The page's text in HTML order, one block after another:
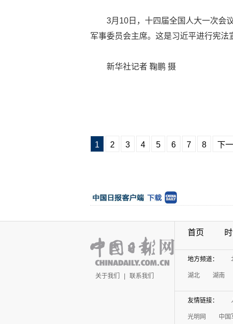
3月10日，十四届全国人大一次会
军事委员会主席。这是习近平进行宪法
新华社记者 鞠鹏 摄
1 2 3 4 5 6 7 8 下
关于我们 | 联系我们
首页
地方频道：
湖北 湖南
友情链接：
光明网 中国